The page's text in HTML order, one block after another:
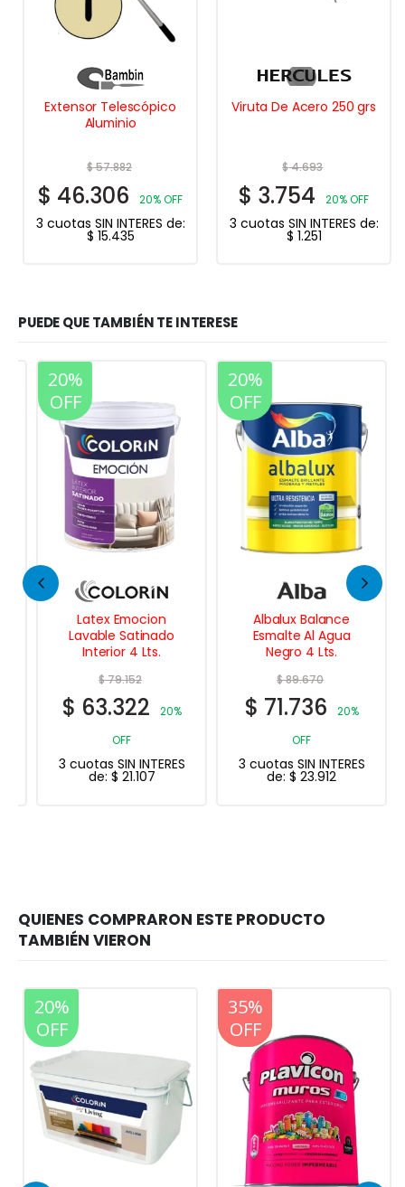
Extensor Telescópico
Aluminio
$57.882
$ 46.306 20% OFF
3 cuotas SIN INTERES de:
$ 15.435
Viruta De Acero 250 grs
$4.693
$ 3.754 20% OFF
3 cuotas SIN INTERES de:
$ 1.251
PUEDE QUE TAMBIÉN TE INTERESE
20%
OFF
Latex Emocion
Lavable Satinado
Interior 4 Lts.
79.152
$63.322
20%
OFF
3 cuotas SIN INTERES
de:$ 21.107
20%
OFF
Albalux Balance
Esmalte Al Agua
Negro 4 Lts.
89.670
$71.736
20%
OFF
3 cuotas SIN INTERES
de:$ 23.912
20%
OFF
20%
OFF
35%
OFF